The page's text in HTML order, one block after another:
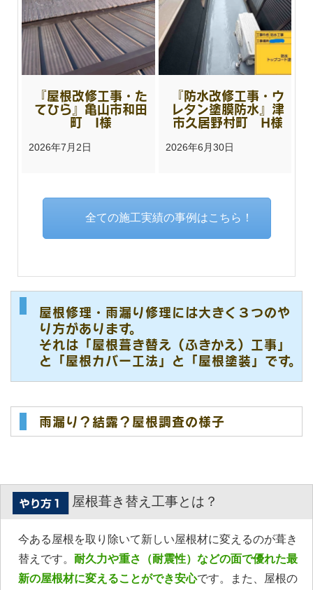
『屋根改修工事・た
てひら』亀山市和田
町 I様
2026年7月2日
『防水改修工事・ウ
レタン塗膜防水』津
市久居野村町 H様
2026年6月30日
全ての施工実績の事例はこちら！
屋根修理・雨漏り修理には大きく３つのや
り方があります。
それは「屋根葺き替え（ふきかえ）工事」
と「屋根カバー工法」と「屋根塗装」です。
雨漏り？結露？屋根調査の様子
屋根葺き替え工事とは？
今ある屋根を取り除いて新しい屋根材に変えるのが葺き
替えです。 耐久力や重さ（耐震性）などの面で優れた最
新の屋根材に変えることができ安心です。また、屋根の